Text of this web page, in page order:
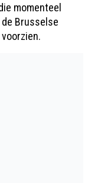
momenteel
Brusselse